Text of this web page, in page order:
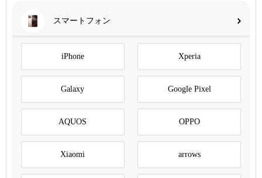
スマートフォン
iPhone Xperia
Galaxy Google Pixel
AQUOS OPPO
Xiaomi arrows